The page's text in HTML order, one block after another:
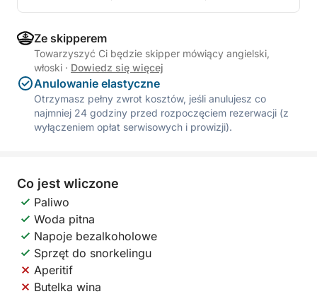
Ze skipperem
Towarzyszyć Ci będzie skipper mówiący angielski,
włoski · Dowiedz się więcej
Anulowanie elastyczne
Otrzymasz pełny zwrot kosztów, jeśli anulujesz co
najmniej 24 godziny przed rozpoczęciem rezerwacji (z
wyłączeniem opłat serwisowych i prowizji).
Co jest wliczone
Paliwo
Woda pitna
Napoje bezalkoholowe
Sprzęt do snorkelingu
Aperitif
Butelka wina